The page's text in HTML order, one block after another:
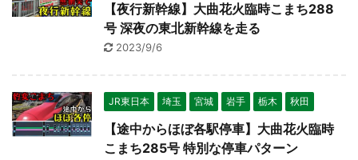
【夜行新幹線】大曲花火臨時こまち288
号 深夜の東北新幹線を走る
2023/9/6
JR東日本 埼玉 宮城 岩手 栃木 秋田
【途中からほぼ各駅停車】大曲花火臨時
こまち285号 特別な停車パターン